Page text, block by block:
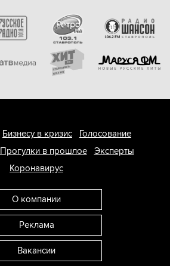
Бизнесу в кризис
Голосование
Прогулки в прошлое
Эксперты
Коронавирус
О компании
Реклама
Вакансии